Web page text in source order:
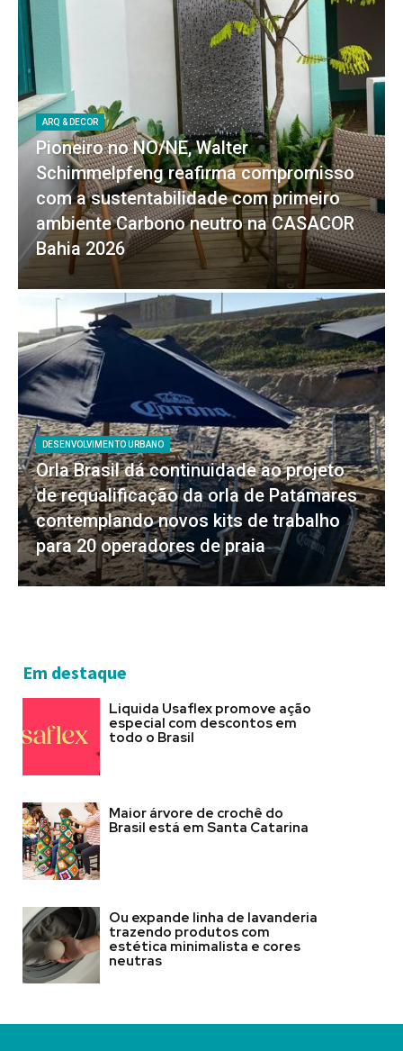
ARQ & DECOR
Pioneiro no NO/NE, Walter
Schimmelpfeng reafirma compromisso
com a sustentabilidade com primeiro
ambiente Carbono neutro na CASACOR
Bahia 2026
DESENVOLVIMENTO URBANO
Orla Brasil dá continuidade ao projeto
de requalificação da orla de Patamares
contemplando novos kits de trabalho
para 20 operadores de praia
Em destaque
Liquida Usaflex promove ação
especial com descontos em
todo o Brasil
Maior árvore de crochê do
Brasil está em Santa Catarina
Ou expande linha de lavanderia
trazendo produtos com
estética minimalista e cores
neutras